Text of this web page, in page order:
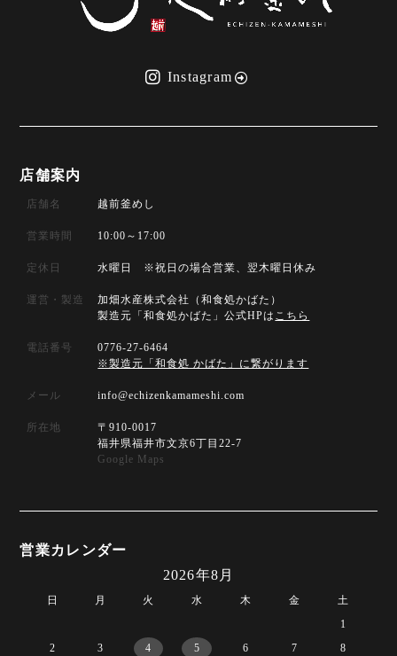
Instagram
店舗案内
店舗名 越前釜めし
営業時間 10:00～17:00
定休日 水曜日 ※祝日の場合営業、翌木曜日休み
運営・製造
加畑水産株式会社（和食処かばた）
製造元「和食処かばた」公式HPは こちら
電話番号
0776-27-6464
※製造元「和食処 かばた」に繋がります
メール info@echizenkamameshi.com
所在地
〒910-0017
福井県福井市文京6丁目22-7
Google Maps
営業カレンダー
2026年8月
日 月 火 水 木 金
土
1
2
3 4 5 6 7 8